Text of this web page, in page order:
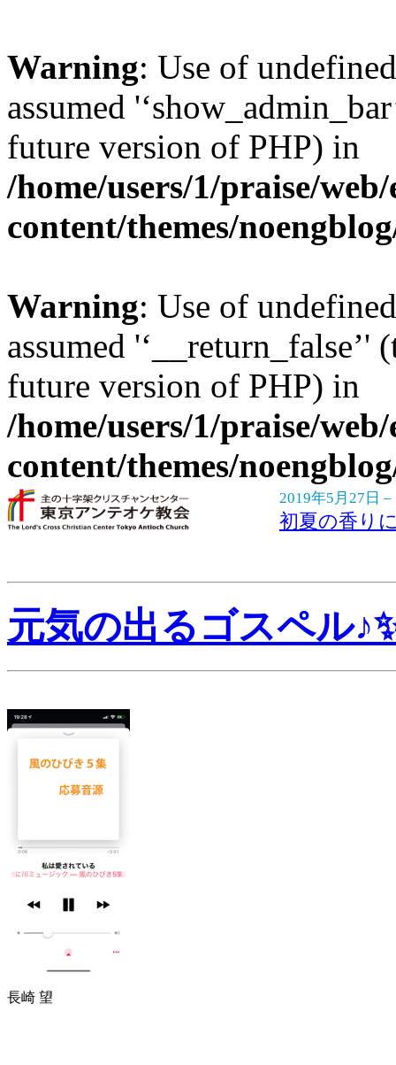
Warning: Use of
assumed
future version of PHP) in
/home/users/1/praise/
content/themes/
Warning: Use of
assumed
future version of PHP) in
/home/users/1/praise/
content/themes/
2019年5月27日 –
初夏の香り
元気の出るゴスペル
長崎 望